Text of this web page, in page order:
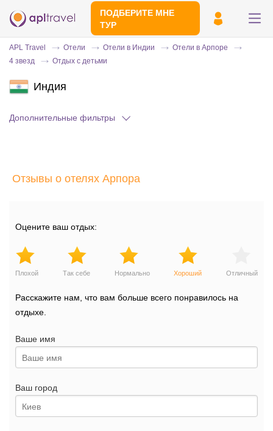
ПОДБЕРИТЕ МНЕ
ТУР
Эксперт свяжется с вами и сделает
APL Travel Отели Отели в Индии
Отели в Арпоре
4 звезд
Отдых с детьми
Индия
Дополнительные фильтры
Отзывы о отелях Арпора
Оцените ваш отдых:
Плохой Так себе Нормально Хороший Отличный
Расскажите нам, что вам больше всего понравилось на
отдыхе.
Ваше имя
Ваш город